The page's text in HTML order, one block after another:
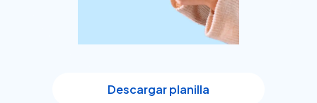
Descargar planilla